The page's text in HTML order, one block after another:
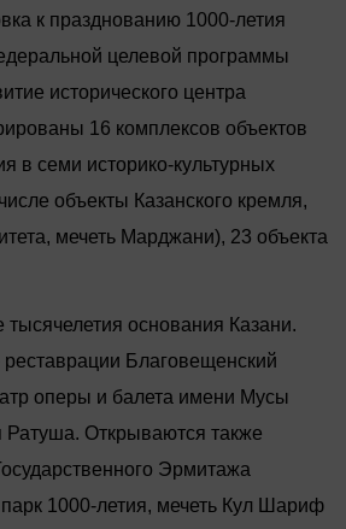
к празднованию 1000-летия
целевой программы
исторического центра
16 комплексов объектов
в семи историко-культурных
объекты Казанского кремля,
мечеть Марджани), 23 объекта
основания Казани.
Благовещенский
оперы и балета имени Мусы
Ратуша. Открываются также
Эрмитажа
1000-летия, мечеть Кул Шариф